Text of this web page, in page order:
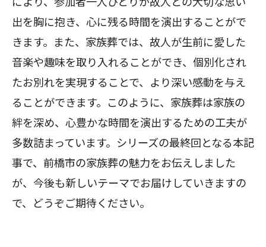
出を胸に抱き、心に残る時間を演出することがで
きます。また、家族葬では、故人が生前に愛した
音楽や趣味を取り入れることができ、個別化され
たお別れを実現することで、より深い感動を与え
ることができます。このように、家族葬は家族の
絆を深め、心豊かな時間を演出するための工夫が
多数詰まっています。シリーズの最終回となる本記
事で、前橋市の家族葬の魅力をお伝えしました
が、今後も新しいテーマでお届けしていきますの
で、どうぞご期待ください。